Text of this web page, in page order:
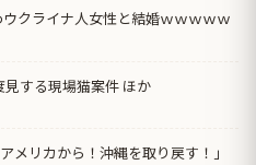
ウクライナ人女性と結婚ｗｗｗｗｗ
見する現場猫案件 ほか
メリカから！沖縄を取り戻す！」